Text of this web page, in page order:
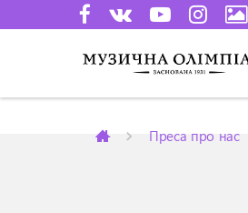
Преса про нас